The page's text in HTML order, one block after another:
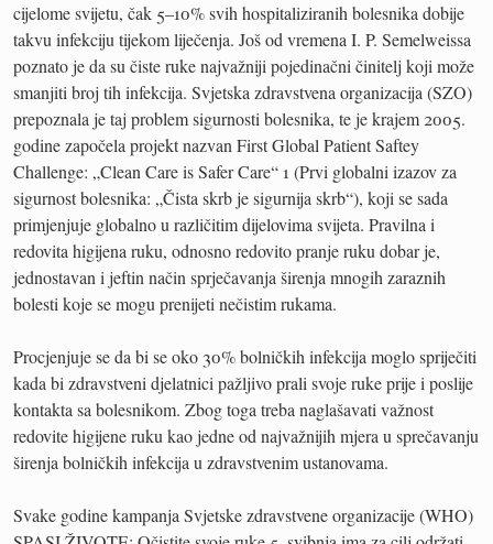
cijelome svijetu, čak 5–10% svih hospitaliziranih bolesnika dobije
takvu infekciju tijekom liječenja. Još od vremena I. P. Semelweissa
poznato je da su čiste ruke najvažniji pojedinačni činitelj koji može
smanjiti broj tih infekcija. Svjetska zdravstvena organizacija (SZO)
prepoznala je taj problem sigurnosti bolesnika, te je krajem 2005.
godine započela projekt nazvan First Global Patient Saftey
Challenge: „Clean Care is Safer Care“ 1 (Prvi globalni izazov za
sigurnost bolesnika: „Čista skrb je sigurnija skrb“), koji se sada
primjenjuje globalno u različitim dijelovima svijeta. Pravilna i
redovita higijena ruku, odnosno redovito pranje ruku dobar je,
jednostavan i jeftin način sprječavanja širenja mnogih zaraznih
bolesti koje se mogu prenijeti nečistim rukama.
Procjenjuje se da bi se oko 30% bolničkih infekcija moglo spriječiti
kada bi zdravstveni djelatnici pažljivo prali svoje ruke prije i poslije
kontakta sa bolesnikom. Zbog toga treba naglašavati važnost
redovite higijene ruku kao jedne od najvažnijih mjera u sprečavanju
širenja bolničkih infekcija u zdravstvenim ustanovama.
Svake godine kampanja Svjetske zdravstvene organizacije (WHO)